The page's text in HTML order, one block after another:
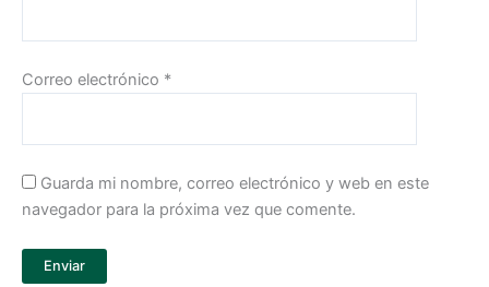
Correo electrónico *
Guarda mi nombre, correo electrónico y web en este
navegador para la próxima vez que comente.